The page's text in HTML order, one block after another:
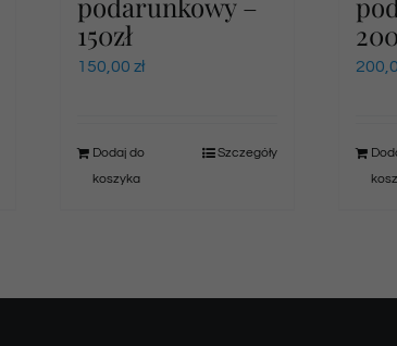
150zł
150,00 zł
Dodaj do
koszyka
Szczegóły